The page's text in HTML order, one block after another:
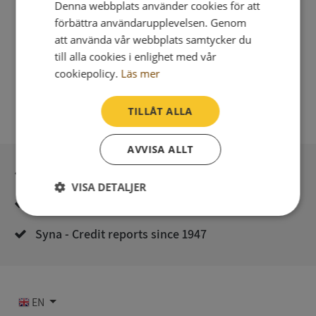
Syna - Credit reports since 1947
EN
Denna webbplats använder cookies för att
förbättra användarupplevelsen. Genom
att använda vår webbplats samtycker du
till alla cookies i enlighet med vår
cookiepolicy. Läs mer
TILLÅT ALLA
AVVISA ALLT
VISA DETALJER
Strikt
nödvändigt
Prestanda Inriktning